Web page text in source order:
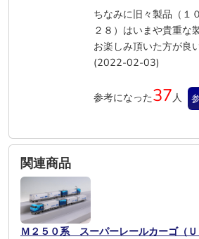
ちなみに旧々製品（１
２８）はいまや貴重な
お楽しみ頂いた方が良
(2022-02-03)
参考になった37人
関連商品
Ｍ２５０系 スーパーレールカーゴ（